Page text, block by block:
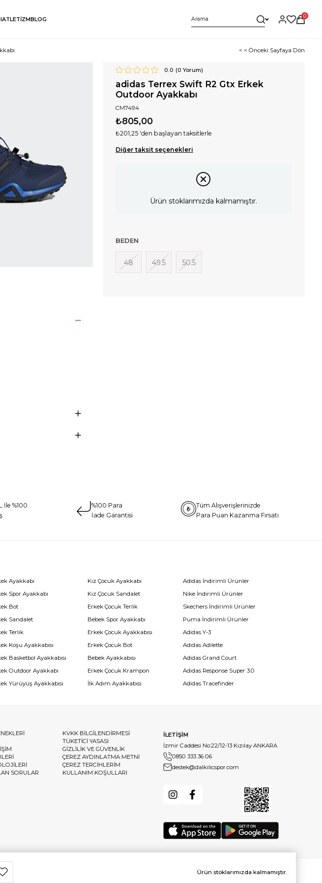
ATLETİZMBLOG
0
< < Önceki Sayfaya Dön
0.0 (0 Yorum)
adidas Terrex Swift R2 Gtx Erkek
Outdoor Ayakkabı
CM7494
₺805,00
₺201,25 'den başlayan taksitlerle
Diğer taksit seçenekleri
Ürün stoklarımızda kalmamıştır.
BEDEN
48 49.5 50.5
İle %100
%100 Para
İade Garantisi
Tüm Alışverişlerinizde
Para Puan Kazanma Fırsatı
Ayakkabı
Spor Ayakkabı
Bot
Sandalet
Terlik
Koşu Ayakkabısı
Basketbol Ayakkabısı
Outdoor Ayakkabı
Yürüyüş Ayakkabısı
Kız Çocuk Ayakkabı
Kız Çocuk Sandalet
Erkek Çocuk Terlik
Bebek Spor Ayakkabı
Erkek Çocuk Ayakkabısı
Erkek Çocuk Bot
Bebek Ayakkabısı
Erkek Çocuk Krampon
İlk Adım Ayakkabısı
Adidas İndirimli Ürünler
Nike İndirimli Ürünler
Skechers İndirimli Ürünler
Puma İndirimli Ürünler
Adidas Y-3
Adidas Adilette
Adidas Grand Court
Adidas Response Super 3.0
Adidas Tracefinder
SORULAR
KVKK BİLGİLENDİRMESİ
TÜKETİCİ YASASI
GİZLİLİK VE GÜVENLİK
ÇEREZ AYDINLATMA METNİ
ÇEREZ TERCİHLERİM
KULLANIM KOŞULLARI
İLETİŞİM
İzmir Caddesi No:22/12-13 Kızılay ANKARA
0850 333 36 06
destek@dalkilicspor.com
Ürün stoklarımızda kalmamıştır.